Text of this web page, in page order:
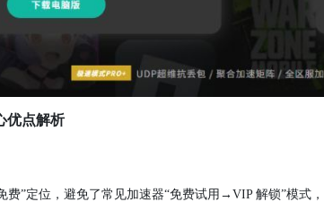
优点解析
费”定位，避免了常见加速器“免费试用→VIP 解锁”模式